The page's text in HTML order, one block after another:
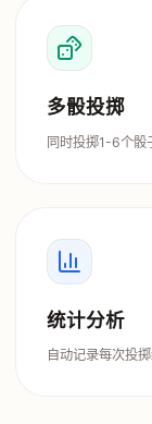
多骰投掷
同时投掷1-6个骰
统计分析
自动记录每次投